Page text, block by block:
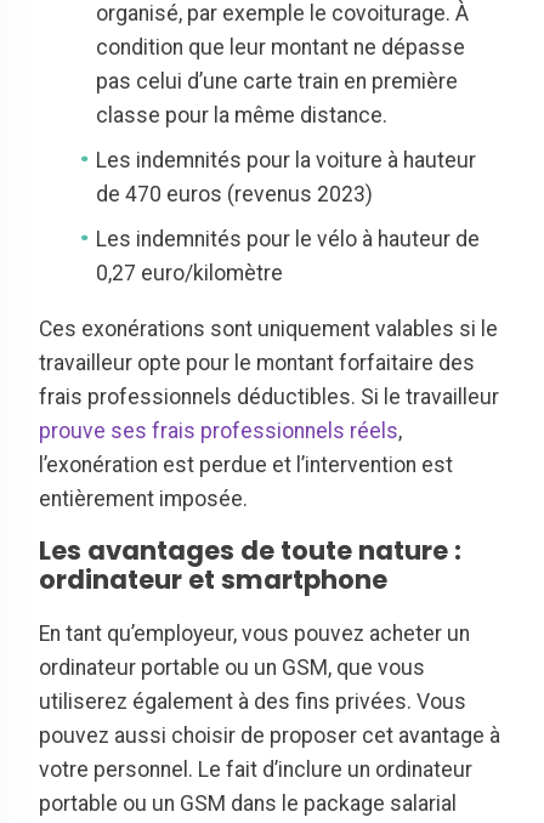
organisé, par exemple le covoiturage. À
condition que leur montant ne dépasse
pas celui d’une carte train en première
classe pour la même distance.
Les indemnités pour la voiture à hauteur
de 470 euros (revenus 2023)
Les indemnités pour le vélo à hauteur de
0,27 euro/kilomètre
Ces exonérations sont uniquement valables si le
travailleur opte pour le montant forfaitaire des
frais professionnels déductibles. Si le travailleur
prouve ses frais professionnels réels,
l’exonération est perdue et l’intervention est
entièrement imposée.
Les avantages de toute nature :
ordinateur et smartphone
En tant qu’employeur, vous pouvez acheter un
ordinateur portable ou un GSM, que vous
utiliserez également à des fins privées. Vous
pouvez aussi choisir de proposer cet avantage à
votre personnel. Le fait d’inclure un ordinateur
portable ou un GSM dans le package salarial